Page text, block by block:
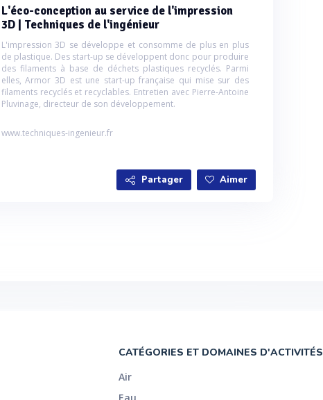
L'éco-conception au service de l'impression
3D | Techniques de l'ingénieur
L'impression 3D se développe et consomme de plus en plus
de plastique. Des start-up se développent donc pour produire
des filaments à base de déchets plastiques recyclés. Parmi
elles, Armor 3D est une start-up française qui mise sur des
filaments recyclés et recyclables. Entretien avec Pierre-Antoine
Pluvinage, directeur de son développement.
www.techniques-ingenieur.fr
Partager Aimer
CATÉGORIES ET DOMAINES D'ACTIVITÉS
Air